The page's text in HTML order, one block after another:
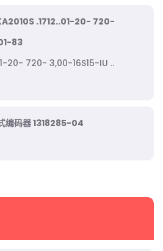
.1712..01-20- 720-
83
20- 720- 3,00-16S15-IU ..
编码器 1318285-04